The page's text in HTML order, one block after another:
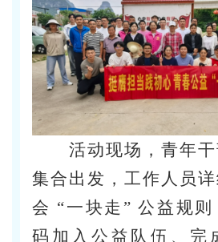
活动现场，青年
集合出发，工作人员
会 “一块走” 公益规
码加入公益队伍、完